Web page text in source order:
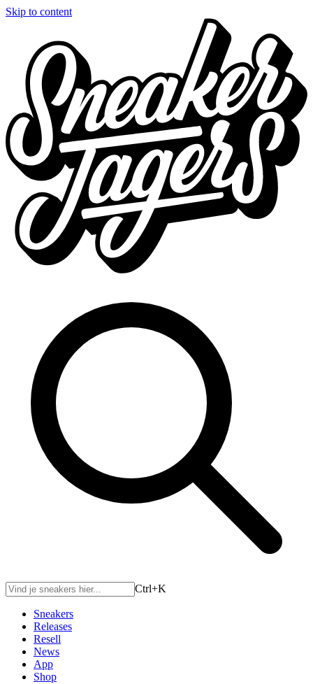
Skip to content
Ctrl+K
Sneakers
Releases
Resell
News
App
Shop